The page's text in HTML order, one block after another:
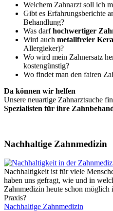
Welchem Zahnarzt soll ich
Gibt es Erfahrungsberichte
Behandlung?
Was darfhochwertiger
Wird auch metallfreier
Allergieker)?
Wo wird mein Zahnersatz
kostengünstig?
Wo findet man den fairen
Da können wir helfen
Unsere neuartige Zahnarztsuche
Spezialisten für ihre
Nachhaltige Zahnmedizin
Nachhaltigkeit ist für viele
haben uns gefragt, wie und in
Zahnmedizin heute schon möglich
Praxis?
Nachhaltige Zahnmedizin